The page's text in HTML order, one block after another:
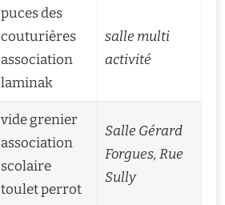
puces des
couturières
association
laminak
salle multi
activité
vide grenier
association
scolaire
toulet perrot
Salle Gérard
Forgues, Rue
Sully